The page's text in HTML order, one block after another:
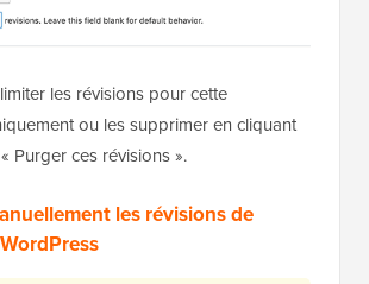
les révisions pour cette
ou les supprimer en cliquant
Purger ces révisions ».
les révisions de